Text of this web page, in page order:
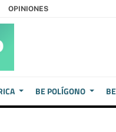
OPINIONES
BE POLÍGONO